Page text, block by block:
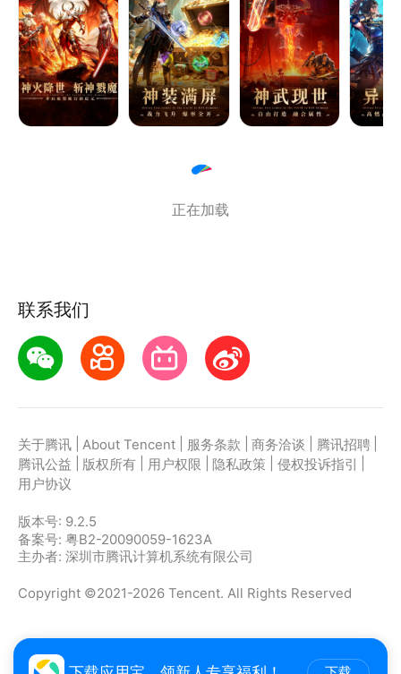
元素展开。通过主角的游历视角，表现出北欧民族崇尚
“牺牲与抗争”的民族风格，全景再现北欧文化与时代风
貌，同时尝试探索无数神话背后的秘密与冲突，配以前
所未有的战斗感觉体验，力求给予玩家“角色扮演与代
入”的深度体验。
正在加载
联系我们
关于腾讯 About Tencent 服务条款 商务洽谈 腾讯招聘
腾讯公益
版权所有 用户权限 隐私政策 侵权投诉指引
用户协议
版本号: 9.2.5
备案号: 粤B2-20090059-1623A
主办者: 深圳市腾讯计算机系统有限公司
Copyright ©2021-2026 Tencent. All Rights Reserved